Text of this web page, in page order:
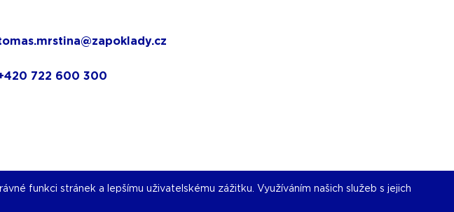
722 600 300
funkci stránek a lepšímu uživatelskému zážitku. Využíváním našich služeb s jejich